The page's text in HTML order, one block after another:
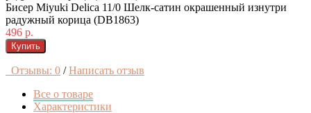
Бисер Miyuki Delica 11/0 Шелк-сатин окрашенный изнутри
радужный корица (DB1863)
496 р.
Купить
Отзывы: 0 / Написать отзыв
Все о товаре
Характеристики